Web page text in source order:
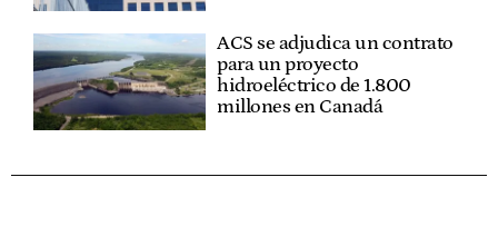
ACS se adjudica un contrato
para un proyecto
hidroeléctrico de 1.800
millones en Canadá